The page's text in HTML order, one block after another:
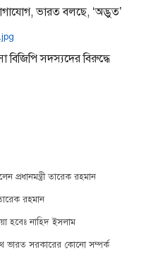
ভারত বলছে, ‘অদ্ভুত’
সদস্যদের বিরুদ্ধে
প্রধানমন্ত্রী তারেক রহমান
রহমান
হবেঃ নাহিদ ইসলাম
ভারত সরকারের কোনো সম্পর্ক